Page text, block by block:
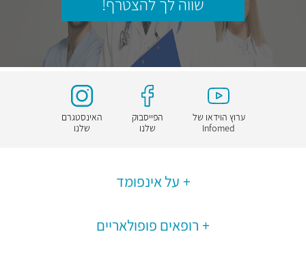
ערוץ הוידאו של
Infomed
הפייסבוק
שלנו
האינסטגרם
שלנו
על אינפומד
רופאים פופולאריים